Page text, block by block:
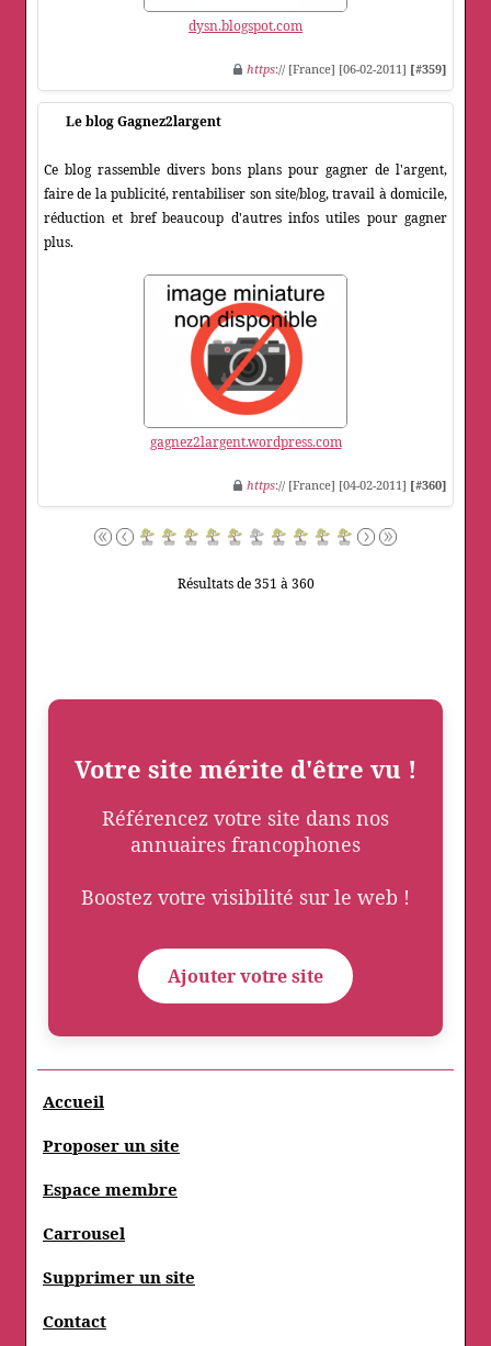
dysn.blogspot.com
https:// [France] [06-02-2011] [#359]
Le blog Gagnez2largent
Ce blog rassemble divers bons plans pour gagner de l'argent,
faire de la publicité, rentabiliser son site/blog, travail à domicile,
réduction et bref beaucoup d'autres infos utiles pour gagner
plus.
gagnez2largent.wordpress.com
https:// [France] [04-02-2011] [#360]
Résultats de 351 à 360
Votre site mérite d'être vu !
Référencez votre site dans nos
annuaires francophones
Boostez votre visibilité sur le web !
Ajouter votre site
Accueil
Proposer un site
Espace membre
Carrousel
Supprimer un site
Contact